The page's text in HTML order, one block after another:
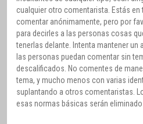
cualquier otro comentarista. Estás
comentar anónimamente, pero por
para decirles a las personas cosas
tenerlas delante. Intenta mantener un
las personas puedan comentar sin
descalificados. No comentes de
tema, y mucho menos con varias
suplantando a otros comentaristas.
esas normas básicas serán